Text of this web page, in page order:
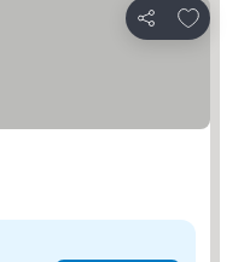
Dela
Lägg